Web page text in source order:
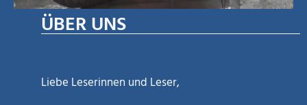
ÜBER UNS
Liebe Leserinnen und Leser,